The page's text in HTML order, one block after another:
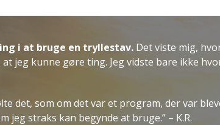
i at bruge en tryllestav. Det viste mig,
jeg kunne gøre ting. Jeg vidste bare ikke
det, som om det var et program, der var
jeg straks kan begynde at bruge.” – K.R.